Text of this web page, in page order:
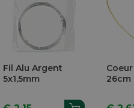
Fil Alu Argent
5x1,5mm
26cm